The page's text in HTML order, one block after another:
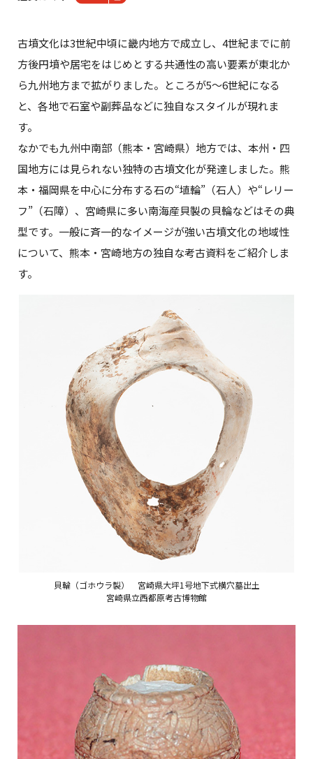
古墳文化は3世紀中頃に畿内地方で成立し、4世紀までに前
方後円墳や居宅をはじめとする共通性の高い要素が東北か
ら九州地方まで拡がりました。ところが5～6世紀になる
と、各地で石室や副葬品などに独自なスタイルが現れま
す。
なかでも九州中南部（熊本・宮崎県）地方では、本州・四
国地方には見られない独特の古墳文化が発達しました。熊
本・福岡県を中心に分布する石の“埴輪”（石人）や“レリー
フ”（石障）、宮崎県に多い南海産貝製の貝輪などはその典
型です。一般に斉一的なイメージが強い古墳文化の地域性
について、熊本・宮崎地方の独自な考古資料をご紹介しま
す。
貝輪（ゴホウラ製） 宮崎県大坪1号地下式横穴墓出土
宮崎県立西都原考古博物館